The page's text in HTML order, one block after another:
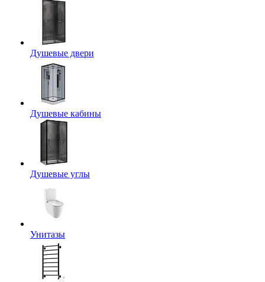
Душевые двери
Душевые кабины
Душевые углы
Унитазы